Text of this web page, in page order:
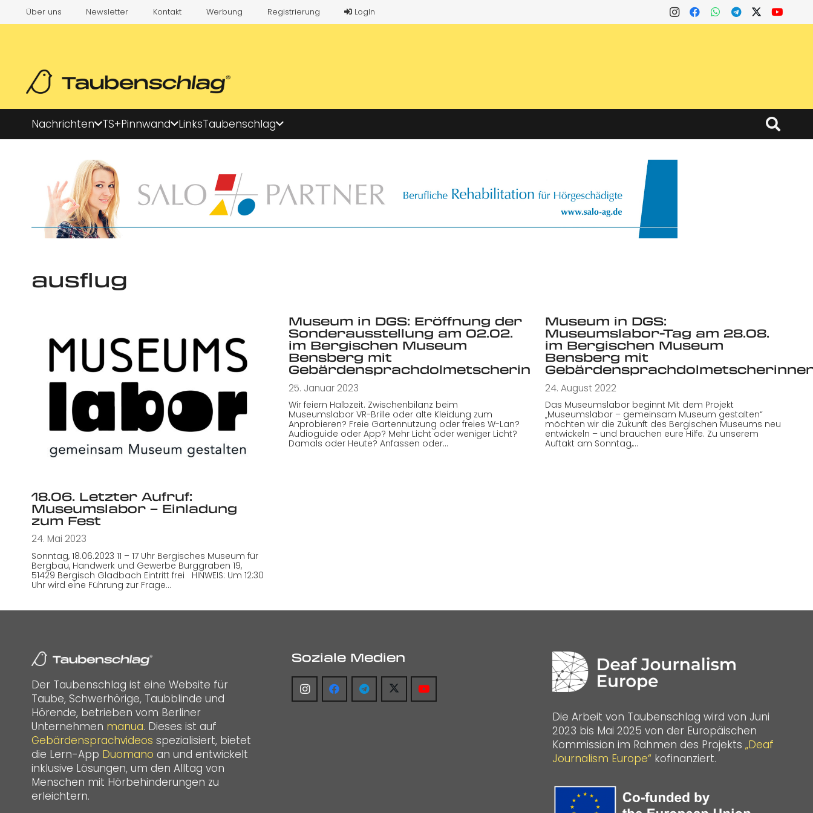
Über uns Newsletter Kontakt Werbung Registrierung LogIn
Nachrichten TS+Pinnwand LinksTaubenschlag
ausflug
18.06. Letzter Aufruf:
Museumslabor – Einladung
zum Fest
24. Mai 2023
Sonntag, 18.06.2023 11 – 17 Uhr Bergisches Museum für
Bergbau, Handwerk und Gewerbe Burggraben 19,
51429 Bergisch Gladbach Eintritt frei HINWEIS: Um 12:30
Uhr wird eine Führung zur Frage…
Museum in DGS: Eröffnung der
Sonderausstellung am 02.02.
im Bergischen Museum
Bensberg mit
Gebärdensprachdolmetscherin
25. Januar 2023
Wir feiern Halbzeit. Zwischenbilanz beim
Museumslabor VR-Brille oder alte Kleidung zum
Anprobieren? Freie Gartennutzung oder freies W-Lan?
Audioguide oder App? Mehr Licht oder weniger Licht?
Damals oder Heute? Anfassen oder…
Museum in DGS:
Museumslabor-Tag am 28.08.
im Bergischen Museum
Bensberg mit
24. August 2022
Das Museumslabor beginnt Mit dem Projekt
„Museumslabor – gemeinsam Museum gestalten“
möchten wir die Zukunft des Bergischen Museums neu
entwickeln – und brauchen eure Hilfe. Zu unserem
Auftakt am Sonntag,…
Der Taubenschlag ist eine Website für
Taube, Schwerhörige, Taubblinde und
Hörende, betrieben vom Berliner
Unternehmen manua. Dieses ist auf
Gebärdensprachvideos spezialisiert, bietet
die Lern-App Duomano an und entwickelt
inklusive Lösungen, um den Alltag von
Menschen mit Hörbehinderungen zu
erleichtern.
Soziale Medien
Die Arbeit von Taubenschlag wird von Juni
2023 bis Mai 2025 von der Europäischen
Kommission im Rahmen des Projekts „Deaf
Journalism Europe“ kofinanziert.